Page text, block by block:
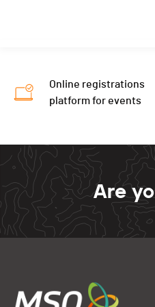
Online registrations
platform for events
Are